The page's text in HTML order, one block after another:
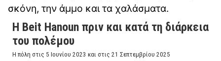
σκόνη, την άμμο και τα χαλάσματα.